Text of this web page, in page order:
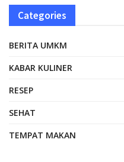
Categories
BERITA UMKM
KABAR KULINER
RESEP
SEHAT
TEMPAT MAKAN